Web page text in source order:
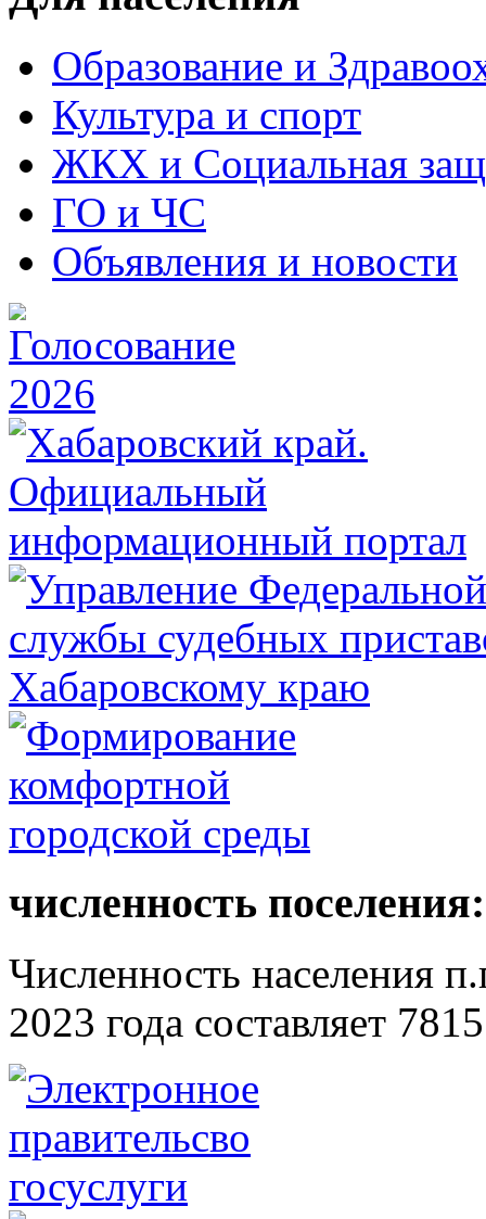
Образование и
Культура и спорт
ЖКХ и Социальная
ГО и ЧС
Объявления и новости
численность поселения:
Численность населения
2023 года составляет